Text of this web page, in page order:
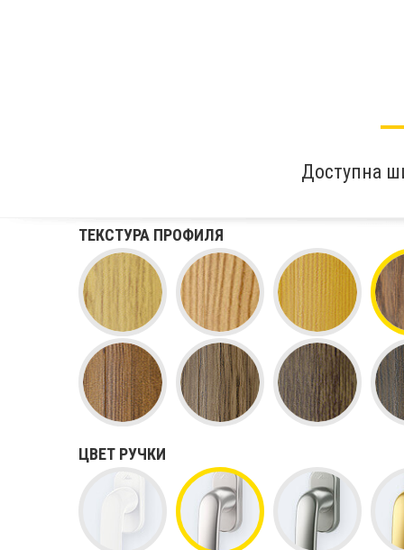
Доступна
ТЕКСТУРА ПРОФИЛЯ
ЦВЕТ РУЧКИ